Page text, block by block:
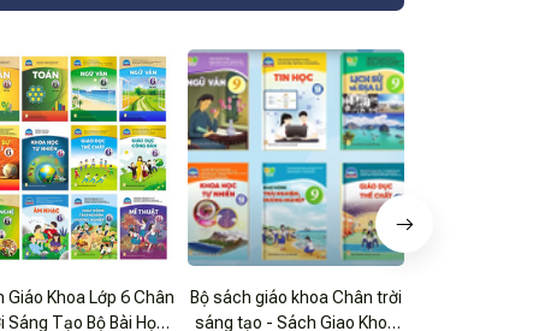
Giáo Khoa Lớp 6 Chân
Sáng Tạo Bộ Bài Học
Bộ sách giáo khoa Chân trời
sáng tạo - Sách Giao Khoa